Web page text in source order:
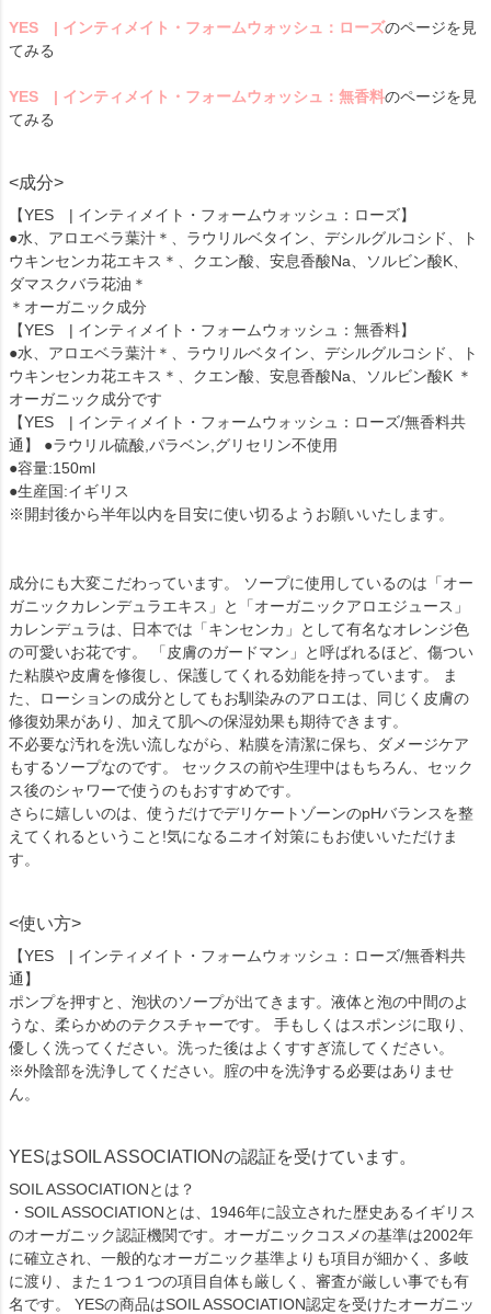
YES | インティメイト・フォームウォッシュ：ローズのページを見
てみる
YES | インティメイト・フォームウォッシュ：無香料のページを見
てみる
<成分>
【YES | インティメイト・フォームウォッシュ：ローズ】
●水、アロエベラ葉汁＊、ラウリルベタイン、デシルグルコシド、ト
ウキンセンカ花エキス＊、クエン酸、安息香酸Na、ソルビン酸K、
ダマスクバラ花油＊
＊オーガニック成分
【YES | インティメイト・フォームウォッシュ：無香料】
●水、アロエベラ葉汁＊、ラウリルベタイン、デシルグルコシド、ト
ウキンセンカ花エキス＊、クエン酸、安息香酸Na、ソルビン酸K ＊
オーガニック成分です
【YES | インティメイト・フォームウォッシュ：ローズ/無香料共
通】 ●ラウリル硫酸,パラベン,グリセリン不使用
●容量:150ml
●生産国:イギリス
※開封後から半年以内を目安に使い切るようお願いいたします。
成分にも大変こだわっています。 ソープに使用しているのは「オー
ガニックカレンデュラエキス」と「オーガニックアロエジュース」
カレンデュラは、日本では「キンセンカ」として有名なオレンジ色
の可愛いお花です。 「皮膚のガードマン」と呼ばれるほど、傷つい
た粘膜や皮膚を修復し、保護してくれる効能を持っています。 ま
た、ローションの成分としてもお馴染みのアロエは、同じく皮膚の
修復効果があり、加えて肌への保湿効果も期待できます。
不必要な汚れを洗い流しながら、粘膜を清潔に保ち、ダメージケア
もするソープなのです。 セックスの前や生理中はもちろん、セック
ス後のシャワーで使うのもおすすめです。
さらに嬉しいのは、使うだけでデリケートゾーンのpHバランスを整
えてくれるということ!気になるニオイ対策にもお使いいただけま
す。
<使い方>
【YES | インティメイト・フォームウォッシュ：ローズ/無香料共
通】
ポンプを押すと、泡状のソープが出てきます。液体と泡の中間のよ
うな、柔らかめのテクスチャーです。 手もしくはスポンジに取り、
優しく洗ってください。洗った後はよくすすぎ流してください。
※外陰部を洗浄してください。腟の中を洗浄する必要はありませ
ん。
YESはSOIL ASSOCIATIONの認証を受けています。
SOIL ASSOCIATIONとは？
・SOIL ASSOCIATIONとは、1946年に設立された歴史あるイギリス
のオーガニック認証機関です。オーガニックコスメの基準は2002年
に確立され、一般的なオーガニック基準よりも項目が細かく、多岐
に渡り、また１つ１つの項目自体も厳しく、審査が厳しい事でも有
名です。 YESの商品はSOIL ASSOCIATION認定を受けたオーガニッ